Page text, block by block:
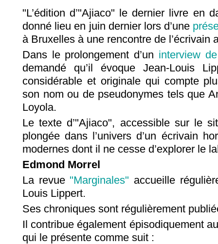
"L’édition d’"Ajiaco" le dernier livre en
donné lieu en juin dernier lors d’une
à Bruxelles à une rencontre de l’écrivain
Dans le prolongement d’un interview
demandé qu’il évoque Jean-Louis
considérable et originale qui compte
son nom ou de pseudonymes tels que
Loyola.
Le texte d’"Ajiaco", accessible sur le
plongée dans l’univers d’un écrivain
modernes dont il ne cesse d’explorer le
Edmond Morrel
La revue "Marginales" accueille
Louis Lippert.
Ses chroniques sont régulièrement
Il contribue également épisodiquement
qui le présente comme suit :